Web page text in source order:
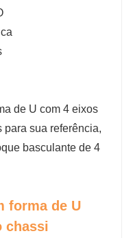
de U com 4 eixos
sua referência,
basculante de 4
forma de U
chassi